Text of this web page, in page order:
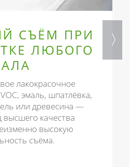
СЪЁМ ПРИ
ЛЮБОГО
лакокрасочное
эмаль, шпатлёвка,
или древесина —
высшего качества
высокую
съёма.